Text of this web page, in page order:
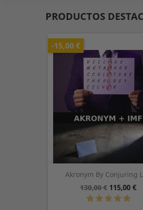
PRODUCTOS
Akronym By Conjuring
Precio
base
130,00 € Precio
115,00 €
-15,00 €